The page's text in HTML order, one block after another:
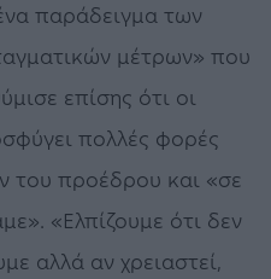
παράδειγμα των
μέτρων» που
επίσης ότι οι
πολλές φορές
του προέδρου και «σε
«Ελπίζουμε ότι δεν
αλλά αν χρειαστεί,